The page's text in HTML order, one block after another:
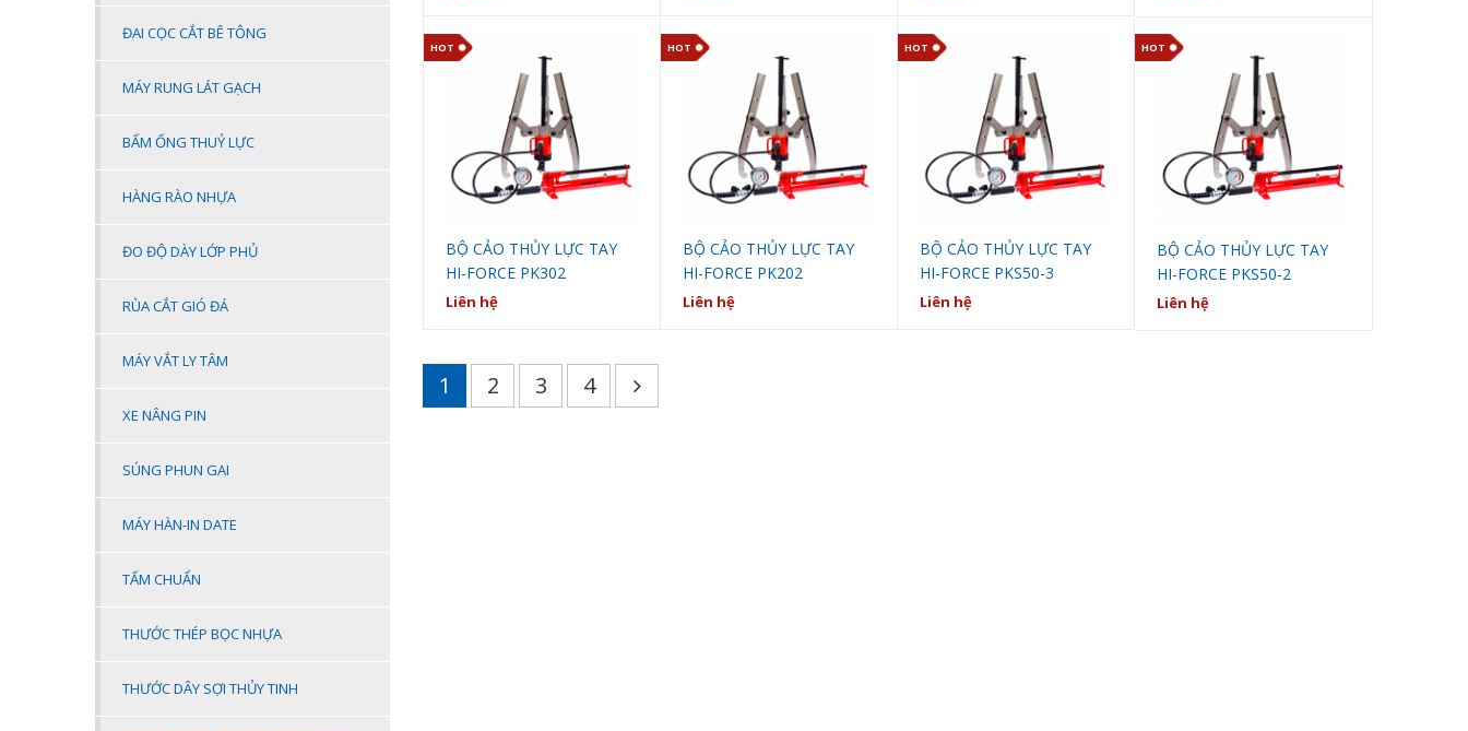
ĐAI CỌC CẮT BÊ TÔNG
MÁY RUNG LÁT GẠCH
BẤM ỐNG THUỶ LỰC
HÀNG RÀO NHỰA
ĐO ĐỘ DÀY LỚP PHỦ
RÙA CẮT GIÓ ĐÁ
MÁY VẮT LY TÂM
XE NÂNG PIN
SÚNG PHUN GAI
MÁY HÀN-IN DATE
TẤM CHUẨN
THƯỚC THÉP BỌC NHỰA
THƯỚC DÂY SỢI THỦY TINH
BỘ CẢO THỦY LỰC TAY
HI-FORCE PK302
Liên hệ
HOT
BỘ CẢO THỦY LỰC TAY
HI-FORCE PK202
Liên hệ
HOT
BỘ CẢO THỦY LỰC TAY
HI-FORCE PKS50-3
Liên hệ
HOT
BỘ CẢO THỦY LỰC TAY
HI-FORCE PKS50-2
Liên hệ
HOT
1 2 3 4